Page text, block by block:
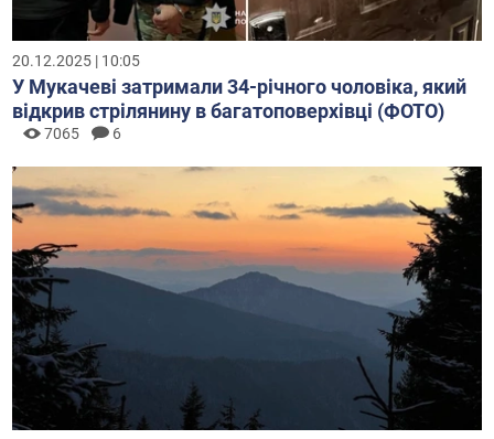
20.12.2025 | 10:05
У Мукачеві затримали 34-річного чоловіка, який
відкрив стрілянину в багатоповерхівці (ФОТО)
7065 6